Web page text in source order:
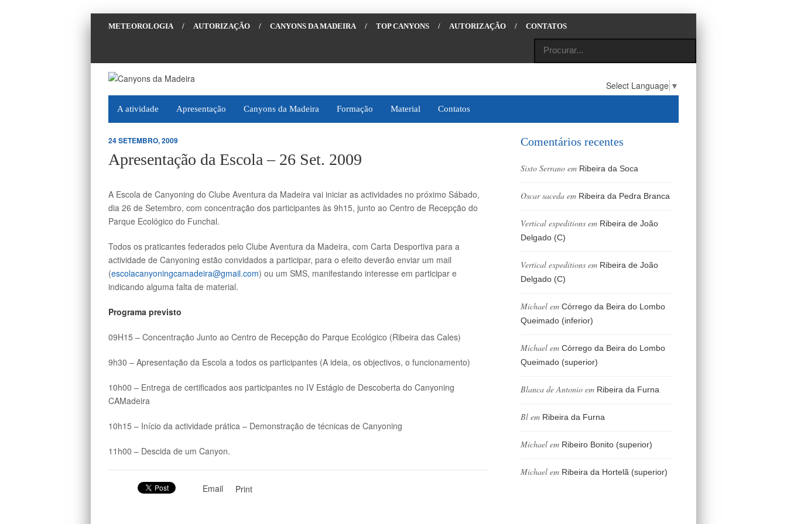
METEOROLOGIA / AUTORIZAÇÃO / CANYONS DA MADEIRA / TOP CANYONS / AUTORIZAÇÃO / CONTATOS
Select Language ▼
A atividade Apresentação Canyons da Madeira Formação Material Contatos
24 SETEMBRO, 2009
Apresentação da Escola – 26 Set. 2009
A Escola de Canyoning do Clube Aventura da Madeira vai iniciar as actividades no próximo Sábado,
dia 26 de Setembro, com concentração dos participantes às 9h15, junto ao Centro de Recepção do
Parque Ecológico do Funchal.
Todos os praticantes federados pelo Clube Aventura da Madeira, com Carta Desportiva para a
actividade de Canyoning estão convidados a participar, para o efeito deverão enviar um mail
(escolacanyoningcamadeira@gmail.com) ou um SMS, manifestando interesse em participar e
indicando alguma falta de material.
Programa previsto
09H15 – Concentração Junto ao Centro de Recepção do Parque Ecológico (Ribeira das Cales)
9h30 – Apresentação da Escola a todos os participantes (A ideia, os objectivos, o funcionamento)
10h00 – Entrega de certificados aos participantes no IV Estágio de Descoberta do Canyoning
CAMadeira
10h15 – Início da actividade prática – Demonstração de técnicas de Canyoning
11h00 – Descida de um Canyon.
Email Print
Comentários recentes
Sixto Serrano em Ribeira da Soca
Oscar saceda em Ribeira da Pedra Branca
Vertical expeditions em Ribeira de João
Delgado (C)
Vertical expeditions em Ribeira de João
Delgado (C)
Michael em Córrego da Beira do Lombo
Queimado (inferior)
Michael em Córrego da Beira do Lombo
Queimado (superior)
Blanca de Antonio em Ribeira da Furna
Bl em Ribeira da Furna
Michael em Ribeiro Bonito (superior)
Michael em Ribeira da Hortelã (superior)